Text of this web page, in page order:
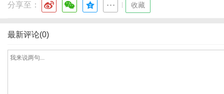
分享至： 收藏
最新评论(0)